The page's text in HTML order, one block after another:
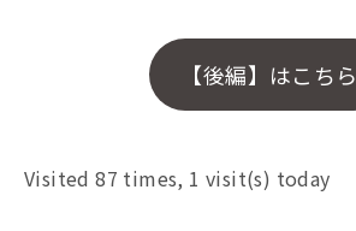
【後編】はこちら
Visited 87 times, 1 visit(s) today